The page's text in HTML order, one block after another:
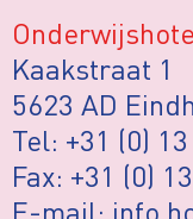
Kaakstraat 1
5623 AD
Tel: +31 (0)
Fax: +31 (0)